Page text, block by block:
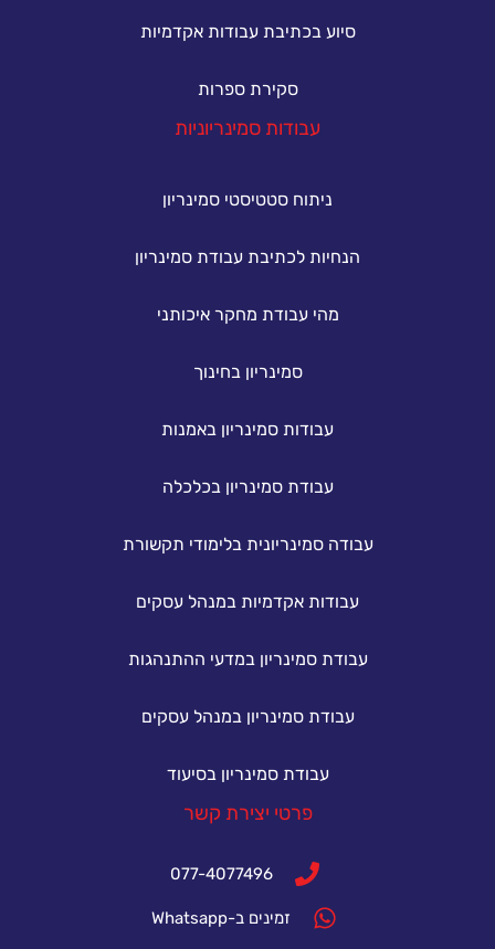
סיוע בכתיבת עבודות אקדמיות
סקירת ספרות
עבודות סמינריוניות
ניתוח סטטיסטי סמינריון
הנחיות לכתיבת עבודת סמינריון
מהי עבודת מחקר איכותני
סמינריון בחינוך
עבודות סמינריון באמנות
עבודת סמינריון בכלכלה
עבודה סמינריונית בלימודי תקשורת
עבודות אקדמיות במנהל עסקים
עבודת סמינריון במדעי ההתנהגות
עבודת סמינריון במנהל עסקים
עבודת סמינריון בסיעוד
פרטי יצירת קשר
077-4077496
זמינים ב-Whatsapp